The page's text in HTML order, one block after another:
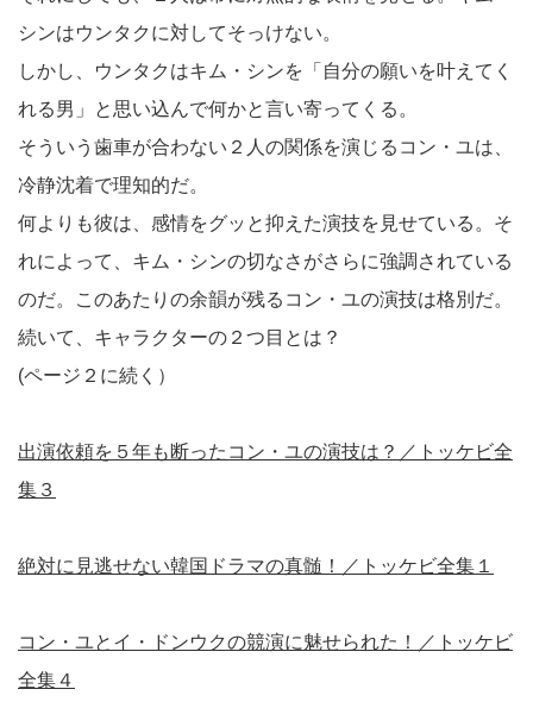
シンはウンタクに対してそっけない。
しかし、ウンタクはキム・シンを「自分の願いを叶えてく
れる男」と思い込んで何かと言い寄ってくる。
そういう歯車が合わない２人の関係を演じるコン・ユは、
冷静沈着で理知的だ。
何よりも彼は、感情をグッと抑えた演技を見せている。そ
れによって、キム・シンの切なさがさらに強調されている
のだ。このあたりの余韻が残るコン・ユの演技は格別だ。
続いて、キャラクターの２つ目とは？
(ページ２に続く）
出演依頼を５年も断ったコン・ユの演技は？／トッケビ全
集３
絶対に見逃せない韓国ドラマの真髄！／トッケビ全集１
コン・ユとイ・ドンウクの競演に魅せられた！／トッケビ
全集４